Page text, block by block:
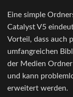
Eine simple
Catalyst V5
Vorteil, dass auch
umfangreichen
der Medien
und kann
erweitert werden.